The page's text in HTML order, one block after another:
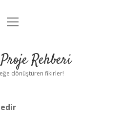
Anasayfa
Uyarı
menüyü
Rehberi
dönüştüren fikirler!